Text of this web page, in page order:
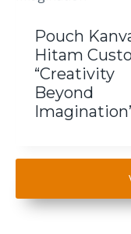
Pouch
Hitam
“Creativity
Beyond